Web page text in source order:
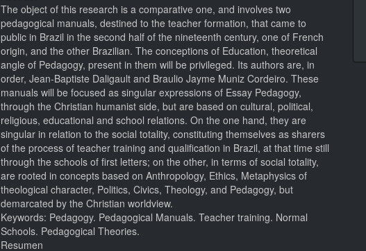
The object of this research is a comparative one, and involves two
pedagogical manuals, destined to the teacher formation, that came to
public in Brazil in the second half of the nineteenth century, one of French
origin, and the other Brazilian. The conceptions of Education, theoretical
angle of Pedagogy, present in them will be privileged. Its authors are, in
order, Jean-Baptiste Daligault and Braulio Jayme Muniz Cordeiro. These
manuals will be focused as singular expressions of Essay Pedagogy,
through the Christian humanist side, but are based on cultural, political,
religious, educational and school relations. On the one hand, they are
singular in relation to the social totality, constituting themselves as sharers
of the process of teacher training and qualification in Brazil, at that time still
through the schools of first letters; on the other, in terms of social totality,
are rooted in concepts based on Anthropology, Ethics, Metaphysics of
theological character, Politics, Civics, Theology, and Pedagogy, but
demarcated by the Christian worldview.
Keywords: Pedagogy. Pedagogical Manuals. Teacher training. Normal
Schools. Pedagogical Theories.
Resumen